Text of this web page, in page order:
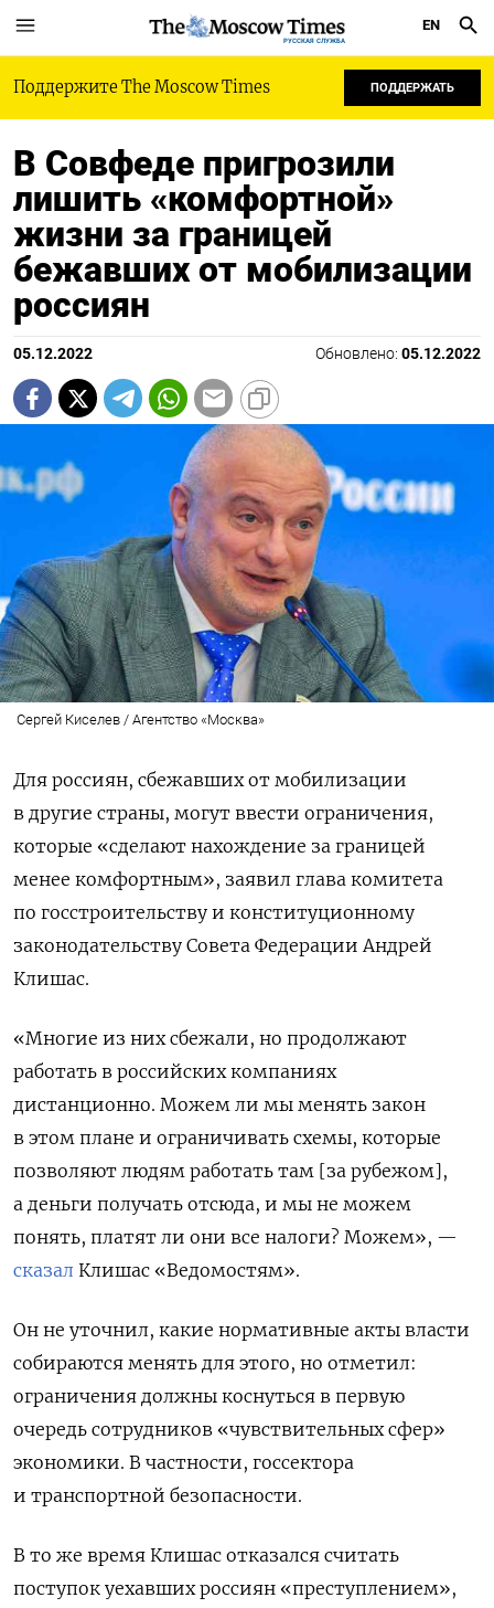
РУССКАЯ СЛУЖБА
EN
Поддержите The Moscow Times ПОДДЕРЖАТЬ
В Совфеде пригрозили
лишить «комфортной»
жизни за границей
бежавших от мобилизации
россиян
05.12.2022 Обновлено: 05.12.2022
Сергей Киселев / Агентство «Москва»
Для россиян, сбежавших от мобилизации
в другие страны, могут ввести ограничения,
которые «сделают нахождение за границей
менее комфортным», заявил глава комитета
по госстроительству и конституционному
законодательству Совета Федерации Андрей
Клишас.
«Многие из них сбежали, но продолжают
работать в российских компаниях
дистанционно. Можем ли мы менять закон
в этом плане и ограничивать схемы, которые
позволяют людям работать там [за рубежом],
а деньги получать отсюда, и мы не можем
понять, платят ли они все налоги? Можем», —
сказал Клишас «Ведомостям».
Он не уточнил, какие нормативные акты власти
собираются менять для этого, но отметил:
ограничения должны коснуться в первую
очередь сотрудников «чувствительных сфер»
экономики. В частности, госсектора
и транспортной безопасности.
В то же время Клишас отказался считать
поступок уехавших россиян «преступлением»,